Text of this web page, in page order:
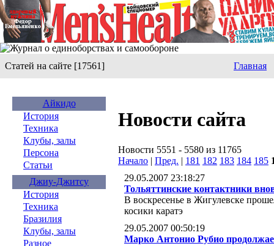
Статей на сайте [17561] Главная
Айкидо
История
Техника
Клубы, залы
Персона
Статьи
Джиу-Джитсу
История
Техника
Бразилия
Клубы, залы
Разное
Новости сайта
Новости 5551 - 5580 из 11765
Начало | Пред. | 181 182 183 184 185
29.05.2007 23:18:27
Тольяттинские контактники
В воскресенье в Жигулевске
косики каратэ
29.05.2007 00:50:19
Марко Антонио Рубио